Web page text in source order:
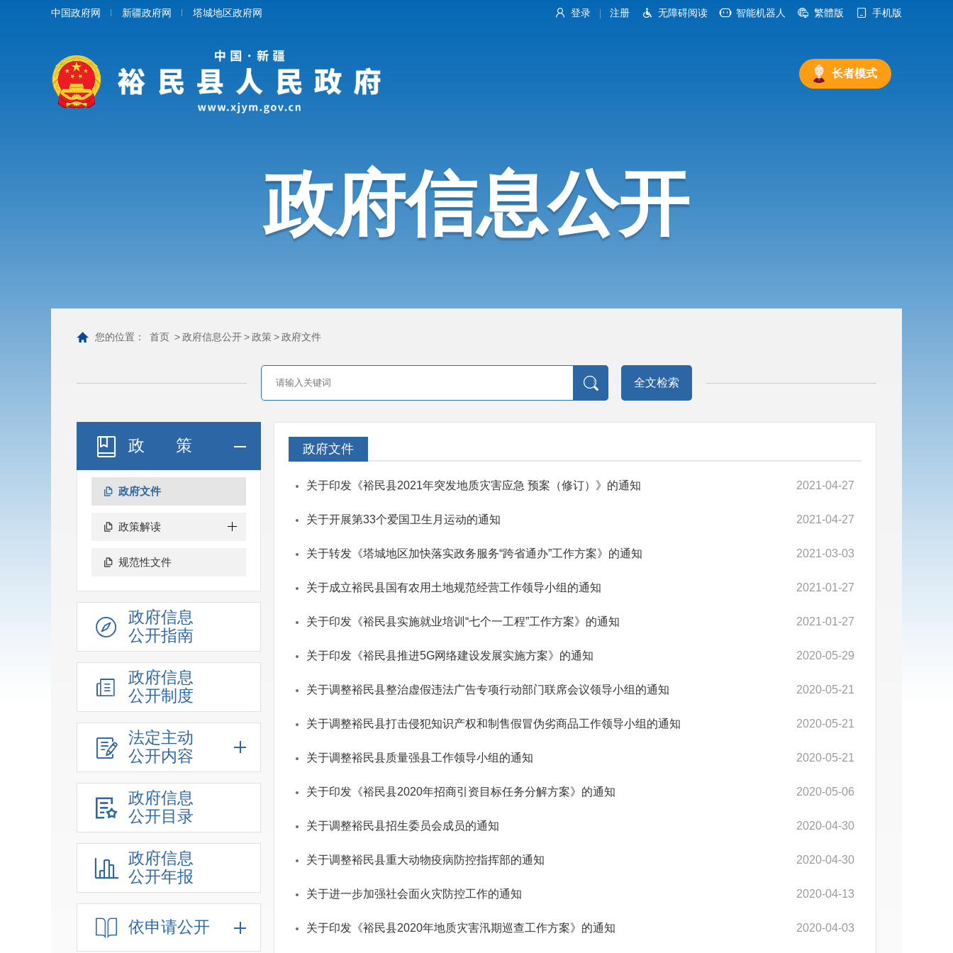
登录 注册 无障碍阅读 智能机器人 繁體版 手机版
中国政府网 新疆政府网 塔城地区政府网
长者模式
政府信息公开
您的位置： 首页 >政府信息公开>政策 >政府文件
全文检索
政策
政府文件
政策解读
规范性文件
政府信息
公开指南
政府信息
公开制度
法定主动
公开内容
政府信息
公开目录
政府信息
公开年报
依申请公开
政府文件
2021-04-27
关于印发《裕民县2021年突发地质灾害应急 预案（修订）》的通知
2021-04-27
关于开展第33个爱国卫生月运动的通知
2021-03-03
关于转发《塔城地区加快落实政务服务“跨省通办”工作方案》的通知
2021-01-27
关于成立裕民县国有农用土地规范经营工作领导小组的通知
2021-01-27
关于印发《裕民县实施就业培训“七个一工程”工作方案》的通知
2020-05-29
关于印发《裕民县推进5G网络建设发展实施方案》的通知
2020-05-21
关于调整裕民县整治虚假违法广告专项行动部门联席会议领导小组的通知
2020-05-21
关于调整裕民县打击侵犯知识产权和制售假冒伪劣商品工作领导小组的通知
2020-05-21
关于调整裕民县质量强县工作领导小组的通知
2020-05-06
关于印发《裕民县2020年招商引资目标任务分解方案》的通知
2020-04-30
关于调整裕民县招生委员会成员的通知
2020-04-30
关于调整裕民县重大动物疫病防控指挥部的通知
2020-04-13
关于进一步加强社会面火灾防控工作的通知
2020-04-03
关于印发《裕民县2020年地质灾害汛期巡查工作方案》的通知